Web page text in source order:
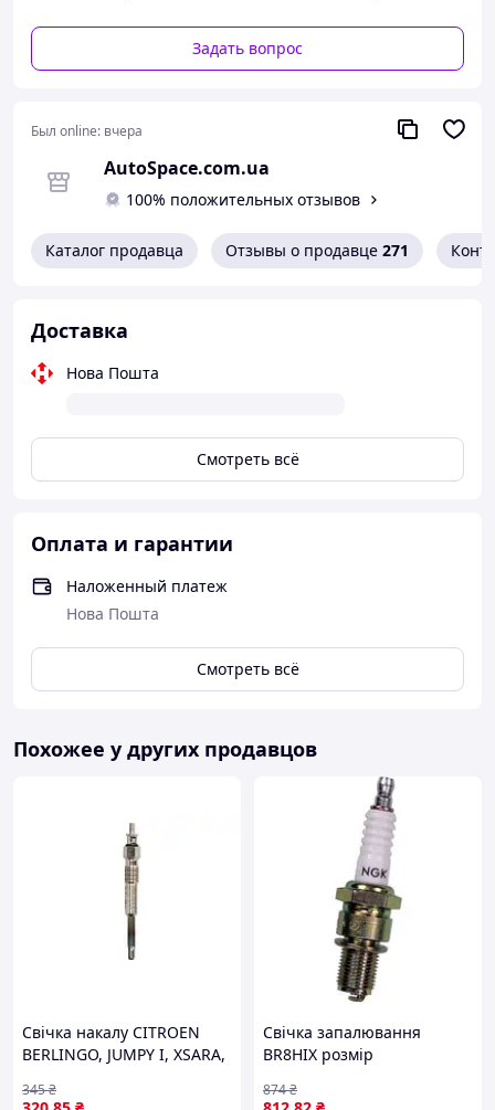
Задать вопрос
Был online: вчера
AutoSpace.com.ua
100% положительных отзывов
Каталог продавца Отзывы о продавце 271
Доставка
Нова Пошта
Смотреть всё
Оплата и гарантии
Наложенный платеж
Нова Пошта
Смотреть всё
Похожее у других продавцов
Свічка накалу CITROEN
BERLINGO, JUMPY I, XSARA,
PARTNER 1.9D 06.96-12.15
345₴
Свічка запалювання
BR8HIX розмір
різьби 12,7мм Ірідійова
874₴